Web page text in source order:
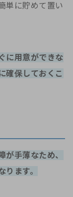
単に貯めて置い
に用意ができな
確保しておくこ
手薄なため、
ます。